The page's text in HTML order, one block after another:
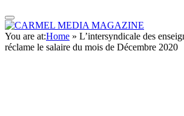
You are at:Home » L’intersyndicale des
réclame le salaire du mois de Décembre 2020